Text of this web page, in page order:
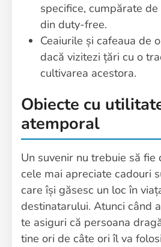
specifice, cumpărate
din duty-free.
Ceaiurile și cafeaua de
dacă vizitezi țări cu o
cultivarea acestora.
Obiecte cu
atemporal
Un suvenir nu trebuie să fie
cele mai apreciate cadouri
care își găsesc un loc în
destinatarului. Atunci când
te asiguri că persoana
tine ori de câte ori îl va